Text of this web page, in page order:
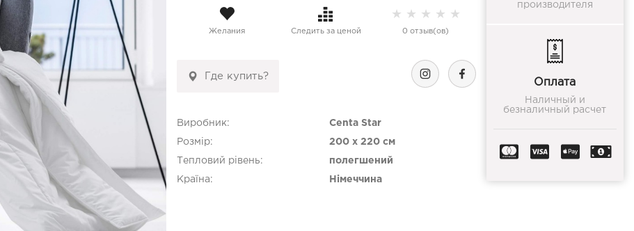
Желания Следить за ценой
★ ★ ★ ★ ★
0 отзыв(ов)
Где купить?
Виробник: Centa Star
Розмір: 200 x 220 см
Тепловий рівень: полегшений
Країна: Німеччина
производителя
Оплата
Наличный и
безналичный расчет